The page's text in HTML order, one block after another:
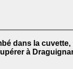
dans la
à